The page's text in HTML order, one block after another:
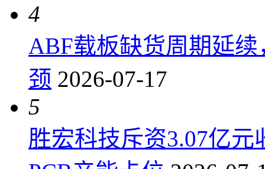
4
ABF载板缺货周期延
颈 2026-07-17
5
胜宏科技斥资3.07亿